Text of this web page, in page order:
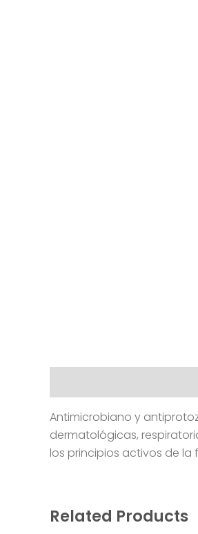
Antimicrobiano y
dermatológicas,
los principios activos de la
Related Products